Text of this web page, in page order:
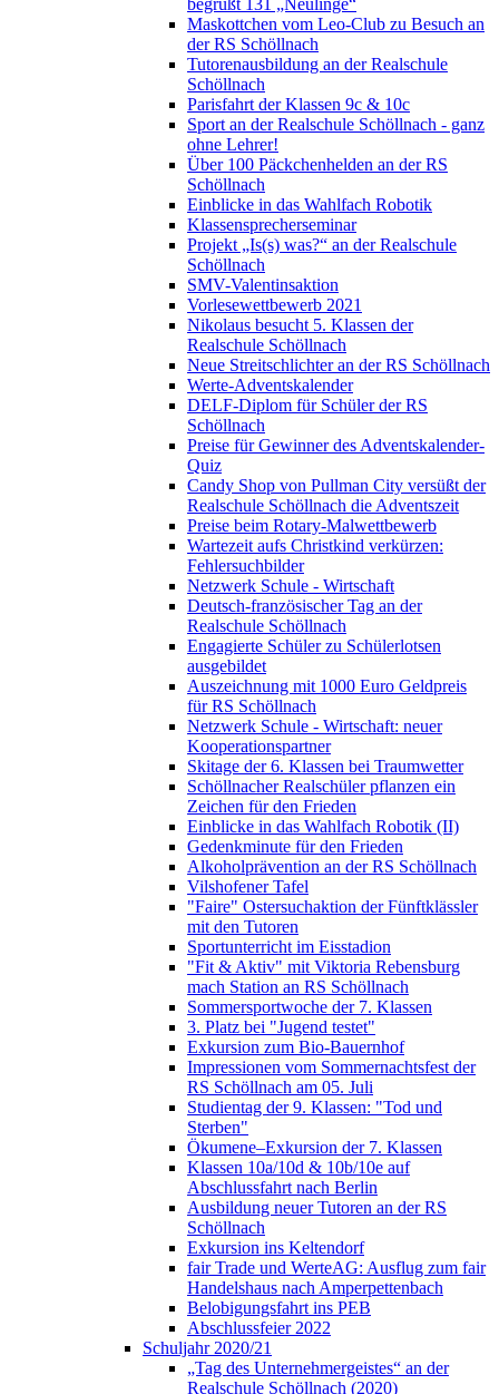
begrüßt 131 „Neulinge“
Maskottchen vom Leo-Club zu Besuch an
der RS Schöllnach
Tutorenausbildung an der Realschule
Schöllnach
Parisfahrt der Klassen 9c & 10c
Sport an der Realschule Schöllnach - ganz
ohne Lehrer!
Über 100 Päckchenhelden an der RS
Schöllnach
Einblicke in das Wahlfach Robotik
Klassensprecherseminar
Projekt „Is(s) was?“ an der Realschule
Schöllnach
SMV-Valentinsaktion
Vorlesewettbewerb 2021
Nikolaus besucht 5. Klassen der
Realschule Schöllnach
Neue Streitschlichter an der RS Schöllnach
Werte-Adventskalender
DELF-Diplom für Schüler der RS
Schöllnach
Preise für Gewinner des Adventskalender-
Quiz
Candy Shop von Pullman City versüßt der
Realschule Schöllnach die Adventszeit
Preise beim Rotary-Malwettbewerb
Wartezeit aufs Christkind verkürzen:
Fehlersuchbilder
Netzwerk Schule - Wirtschaft
Deutsch-französischer Tag an der
Realschule Schöllnach
Engagierte Schüler zu Schülerlotsen
ausgebildet
Auszeichnung mit 1000 Euro Geldpreis
für RS Schöllnach
Netzwerk Schule - Wirtschaft: neuer
Kooperationspartner
Skitage der 6. Klassen bei Traumwetter
Schöllnacher Realschüler pflanzen ein
Zeichen für den Frieden
Einblicke in das Wahlfach Robotik (II)
Gedenkminute für den Frieden
Alkoholprävention an der RS Schöllnach
Vilshofener Tafel
"Faire" Ostersuchaktion der Fünftklässler
mit den Tutoren
Sportunterricht im Eisstadion
"Fit & Aktiv" mit Viktoria Rebensburg
mach Station an RS Schöllnach
Sommersportwoche der 7. Klassen
3. Platz bei "Jugend testet"
Exkursion zum Bio-Bauernhof
Impressionen vom Sommernachtsfest der
RS Schöllnach am 05. Juli
Studientag der 9. Klassen: "Tod und
Sterben"
Ökumene–Exkursion der 7. Klassen
Klassen 10a/10d & 10b/10e auf
Abschlussfahrt nach Berlin
Ausbildung neuer Tutoren an der RS
Schöllnach
Exkursion ins Keltendorf
fair Trade und WerteAG: Ausflug zum fair
Handelshaus nach Amperpettenbach
Belobigungsfahrt ins PEB
Abschlussfeier 2022
Schuljahr 2020/21
„Tag des Unternehmergeistes“ an der
Realschule Schöllnach (2020)